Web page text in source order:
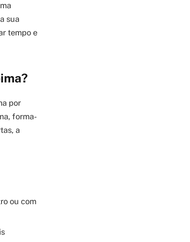
sua
tempo e
por
forma-
a
ou com